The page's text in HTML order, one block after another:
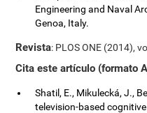
Engineering and Naval
Genoa, Italy.
Revista: PLOS ONE (2014),
Cita este artículo (formato
Shatil, E., Mikulecká, J.,
television-based